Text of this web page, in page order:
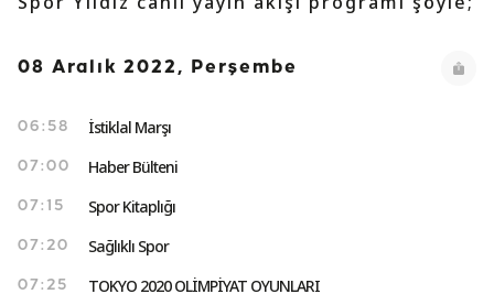
08 Aralık 2022, Perşembe
06:58 İstiklal Marşı
07:00 Haber Bülteni
07:15 Spor Kitaplığı
07:20 Sağlıklı Spor
07:25 TOKYO 2020 OLİMPİYAT OYUNLARI